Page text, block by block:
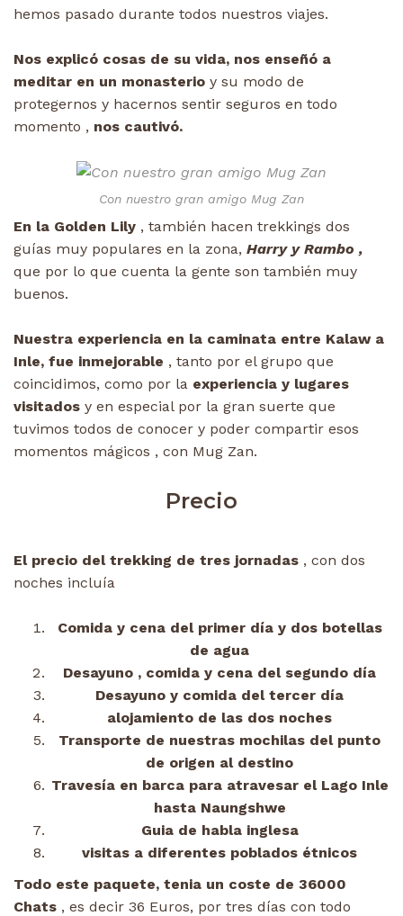
hemos pasado durante todos nuestros viajes.
Nos explicó cosas de su vida, nos enseñó a
meditar en un monasterio y su modo de
protegernos y hacernos sentir seguros en todo
momento , nos cautivó.
Con nuestro gran amigo Mug Zan
En la Golden Lily , también hacen trekkings dos
guías muy populares en la zona, Harry y Rambo ,
que por lo que cuenta la gente son también muy
buenos.
Nuestra experiencia en la caminata entre Kalaw a
Inle, fue inmejorable , tanto por el grupo que
coincidimos, como por la experiencia y lugares
visitados y en especial por la gran suerte que
tuvimos todos de conocer y poder compartir esos
momentos mágicos , con Mug Zan.
Precio
El precio del trekking de tres jornadas , con dos
noches incluía
Comida y cena del primer día y dos botellas
de agua
Desayuno , comida y cena del segundo día
Desayuno y comida del tercer día
alojamiento de las dos noches
Transporte de nuestras mochilas del punto
de origen al destino
Travesía en barca para atravesar el Lago Inle
hasta Naungshwe
Guia de habla inglesa
visitas a diferentes poblados étnicos
Todo este paquete, tenia un coste de 36000
Chats , es decir 36 Euros, por tres días con todo